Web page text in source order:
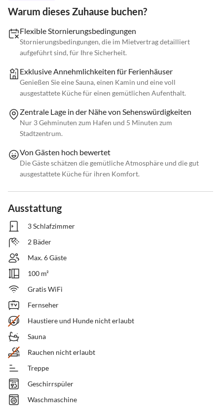
Warum dieses Zuhause buchen?
Flexible Stornierungsbedingungen
Stornierungsbedingungen, die im Mietvertrag detailliert
aufgeführt sind, für Ihre Sicherheit.
Exklusive Annehmlichkeiten für Ferienhäuser
Genießen Sie eine Sauna, einen Kamin und eine voll
ausgestattete Küche für einen gemütlichen Aufenthalt.
Zentrale Lage in der Nähe von Sehenswürdigkeiten
Nur 3 Gehminuten zum Hafen und 5 Minuten zum
Stadtzentrum.
Von Gästen hoch bewertet
Die Gäste schätzen die gemütliche Atmosphäre und die gut
ausgestattete Küche für ihren Komfort.
Ausstattung
3 Schlafzimmer
2 Bäder
Max. 6 Gäste
100 m²
Gratis WiFi
Fernseher
Haustiere und Hunde nicht erlaubt
Sauna
Rauchen nicht erlaubt
Treppe
Geschirrspüler
Waschmaschine